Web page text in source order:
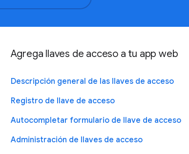
Agrega llaves de acceso a tu app web
Descripción general de las llaves de acceso
Registro de llave de acceso
Autocompletar formulario de llave de acceso
Administración de llaves de acceso